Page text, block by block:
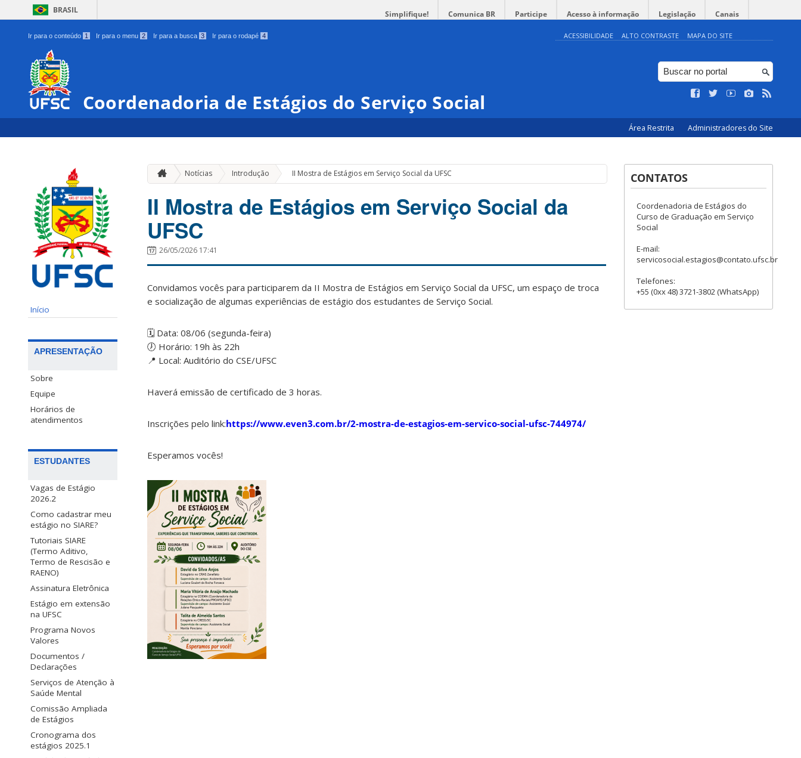
BRASIL Simplifique! Comunica BR Participe Acesso à informação Legislação Canais
Ir para o conteúdo 1 Ir para o menu 2 Ir para a busca 3 Ir para o rodapé 4 ACESSIBILIDADE ALTO CONTRASTE MAPA DO SITE
Coordenadoria de Estágios do Serviço Social
Área Restrita Administradores do Site
Início
APRESENTAÇÃO
Sobre
Equipe
Horários de
atendimentos
ESTUDANTES
Vagas de Estágio
2026.2
Como cadastrar meu
estágio no SIARE?
Tutoriais SIARE
(Termo Aditivo,
Termo de Rescisão e
RAENO)
Assinatura Eletrônica
Estágio em extensão
na UFSC
Programa Novos
Valores
Documentos /
Declarações
Serviços de Atenção à
Saúde Mental
Comissão Ampliada
de Estágios
Cronograma dos
estágios 2025.1
Notícias Introdução » II Mostra de Estágios em Serviço Social da UFSC
II Mostra de Estágios em Serviço Social da
UFSC
26/05/2026 17:41
Convidamos vocês para participarem da II Mostra de Estágios em Serviço Social da UFSC, um espaço de troca
e socialização de algumas experiências de estágio dos estudantes de Serviço Social.
🗓️ Data: 08/06 (segunda-feira)
🕖 Horário: 19h às 22h
📍 Local: Auditório do CSE/UFSC
Haverá emissão de certificado de 3 horas.
Inscrições pelo link:https://www.even3.com.br/2-mostra-de-estagios-em-servico-social-ufsc-744974/
Esperamos vocês!
CONTATOS
Coordenadoria de Estágios do
Curso de Graduação em Serviço
Social
E-mail:
servicosocial.estagios@contato.ufsc.br
Telefones:
+55 (0xx 48) 3721-3802 (WhatsApp)